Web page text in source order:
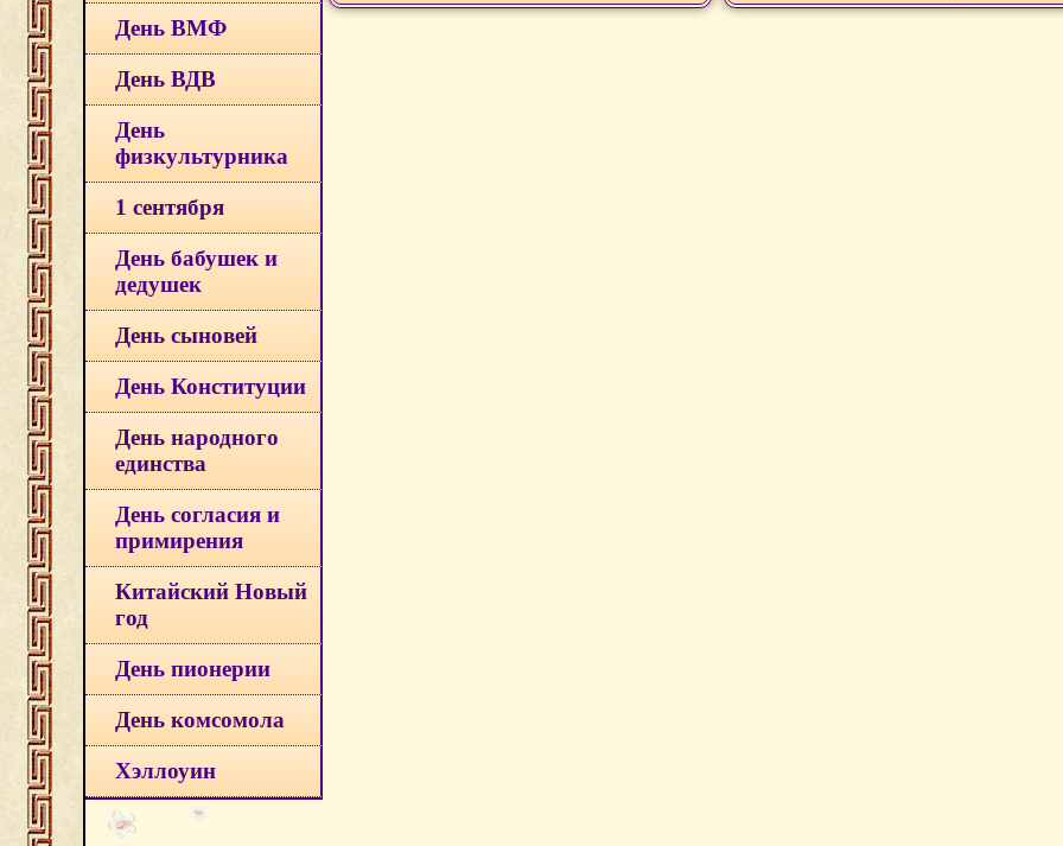
День ВМФ
День ВДВ
День
физкультурника
1 сентября
День бабушек и
дедушек
День сыновей
День Конституции
День народного
единства
День согласия и
примирения
Китайский Новый
год
День пионерии
День комсомола
Хэллоуин